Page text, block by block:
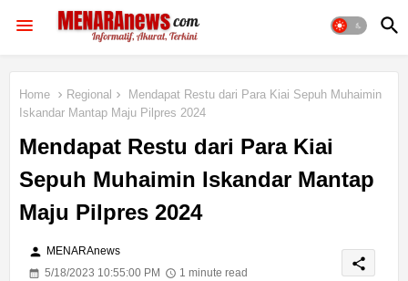
Home Regional
Mendapat Restu dari Para Kiai Sepuh Muhaimin
Iskandar Mantap Maju Pilpres 2024
Mendapat Restu dari Para Kiai
Sepuh Muhaimin Iskandar Mantap
Maju Pilpres 2024
person MENARAnews
5/18/2023 10:55:00 PM
1 minute read
share